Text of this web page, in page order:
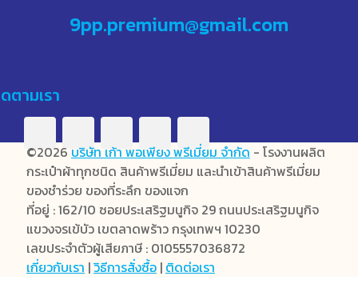
9pp.premium@gmail.com
ตามเรา
©2026 บริษัท เก้า พอเพียง พรีเมี่ยม จำกัด - โรงงานผลิต
กระเป๋าผ้าทุกชนิด สินค้าพรีเมี่ยม และนำเข้าสินค้าพรีเมี่ยม
ของชำร่วย ของที่ระลึก ของแจก
ที่อยู่ : 162/10 ซอยประเสริฐมนูกิจ 29 ถนนประเสริฐมนูกิจ
แขวงจรเข้บัว เขตลาดพร้าว กรุงเทพฯ 10230
เลขประจำตัวผู้เสียภาษี : 0105557036872
เกี่ยวกับเรา |วิธีการสั่งซื้อ | ติดต่อเรา